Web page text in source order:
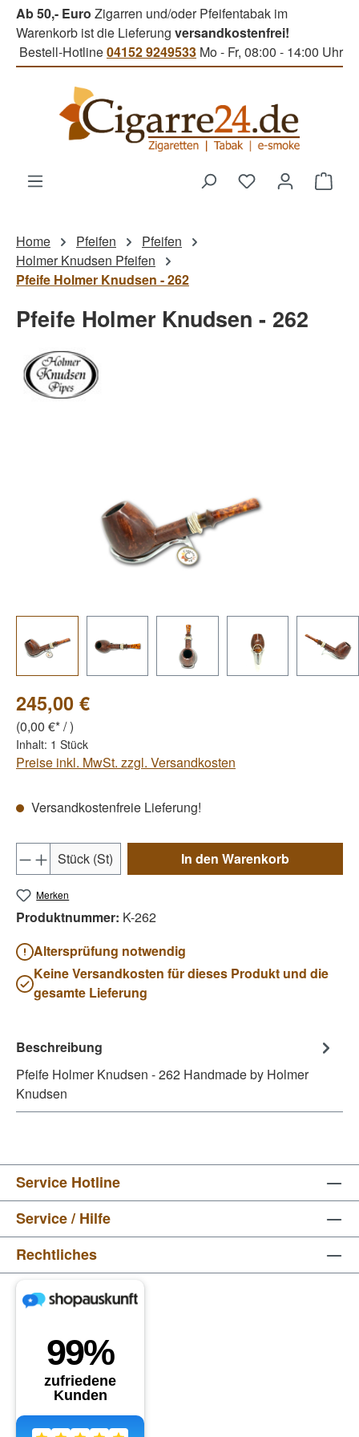
Zum Hauptinhalt springen
Ab 50,- Euro Zigarren und/oder Pfeifentabak im
Warenkorb ist die Lieferung versandkostenfrei!
Bestell-Hotline04152 9249533 Mo - Fr, 08:00 - 14:00 Uhr
Du hast 0
Home Pfeifen
Pfeifen
Holmer Knudsen Pfeifen
Pfeife Holmer Knudsen - 262
Pfeife Holmer Knudsen - 262
245,00 €
(0,00 €* / )
Inhalt: 1 Stück
Preise inkl. MwSt. zzgl. Versandkosten
Versandkostenfreie Lieferung!
Produkt Anzahl: Gib den gewünschten
Stück (St) In den Warenkorb
Merken
Produktnummer: K-262
Altersprüfung notwendig
Keine Versandkosten für dieses Produkt und die
gesamte Lieferung
Beschreibung
Pfeife Holmer Knudsen - 262 Handmade by Holmer
Knudsen
Service Hotline
Service / Hilfe
Rechtliches